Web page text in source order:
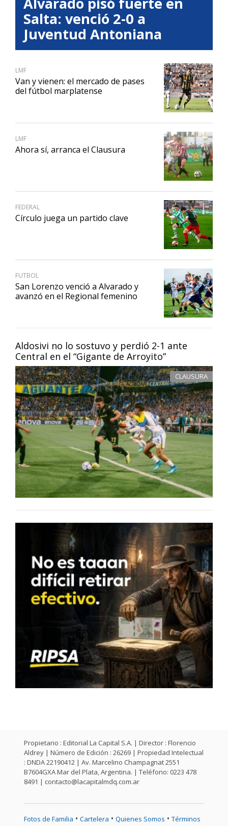
Aldosivi no lo sostuvo y perdió 2-1 ante
Central en el “Gigante de Arroyito”
CLAUSURA
Salta: venció 2-0 a
Juventud Antoniana
LMF
Van y vienen: el mercado de pases
del fútbol marplatense
LMF
Ahora sí, arranca el Clausura
FEDERAL
Círculo juega un partido clave
FUTBOL
San Lorenzo venció a Alvarado y
avanzó en el Regional femenino
Propietario : Editorial La Capital S.A. | Director : Florencio
Aldrey | Número de Edición : 26269 | Propiedad Intelectual
: DNDA 22190412 | Av. Marcelino Champagnat 2551
B7604GXA Mar del Plata, Argentina. | Teléfono: 0223 478
8491 | contacto@lacapitalmdq.com.ar
Fotos de Familia • Cartelera • Quienes Somos • Términos